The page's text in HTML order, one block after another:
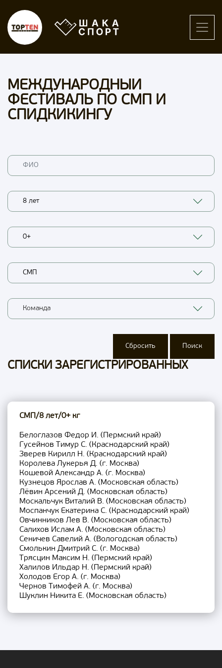
МЕЖДУНАРОДНЫЙ
ФЕСТИВАЛЬ ПО СМП И
СПИДКИКИНГУ
8 лет
0+
СМП
Команда
Сбросить Поиск
СПИСКИ ЗАРЕГИСТРИРОВАННЫХ
СМП/8 лет/0+ кг
Белоглазов Федор И. (Пермский край)
Гусейнов Тимур С. (Краснодарский край)
Зверев Кирилл Н. (Краснодарский край)
Королева Лукерья Д. (г. Москва)
Кошевой Александр А. (г. Москва)
Кузнецов Ярослав А. (Московская область)
Лёвин Арсений Д. (Московская область)
Москальчук Виталий В. (Московская область)
Моспанчук Екатерина С. (Краснодарский край)
Овчинников Лев В. (Московская область)
Салихов Ислам А. (Московская область)
Сеничев Савелий А. (Вологодская область)
Смолькин Дмитрий С. (г. Москва)
Трясцин Максим Н. (Пермский край)
Халилов Ильдар Н. (Пермский край)
Холодов Егор А. (г. Москва)
Чернов Тимофей А. (г. Москва)
Шуклин Никита Е. (Московская область)